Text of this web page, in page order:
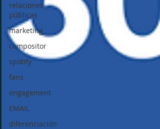
relaciones
públicas
marketing
compositor
spotify
fans
engagement
EMAIL
diferenciación